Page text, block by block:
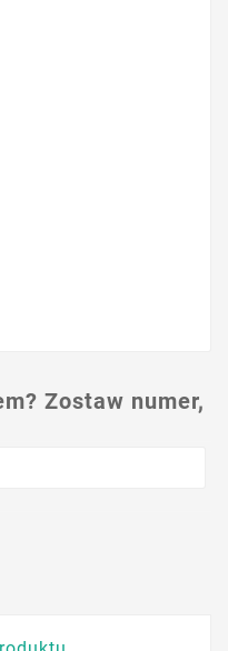
Zostaw numer,